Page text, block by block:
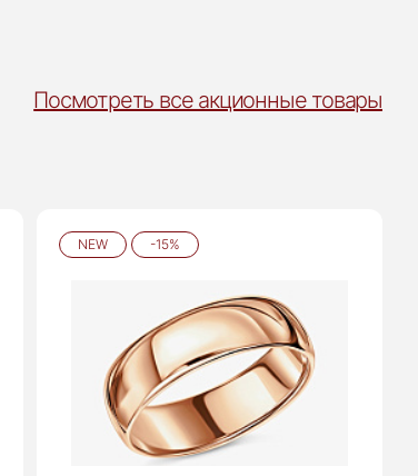
Посмотреть все акционные товары
NEW -15%